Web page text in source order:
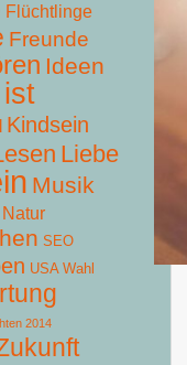
Flüchtlinge
Freunde
Ideen
Kindsein
Liebe
Musik
Natur
SEO
USA Wahl
2014